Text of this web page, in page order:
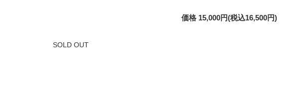
価格 15,000円(税込16,500円)
SOLD OUT